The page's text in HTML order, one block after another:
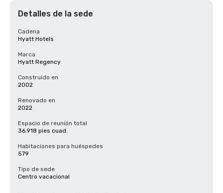
Detalles de la sede
Cadena
Hyatt Hotels
Marca
Hyatt Regency
Construido en
2002
Renovado en
2022
Espacio de reunión total
36.918 pies cuad.
Habitaciones para huéspedes
579
Tipo de sede
Centro vacacional